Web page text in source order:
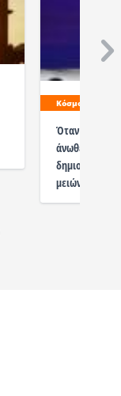
Κόσμος
Όταν η
άνωθεν σε μια
μειώνεται